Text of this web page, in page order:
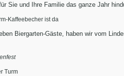
Sie und Ihre Familie das ganze Jahr
Kaffeebecher ist da
Biergarten-Gäste, haben wir vom
Turm